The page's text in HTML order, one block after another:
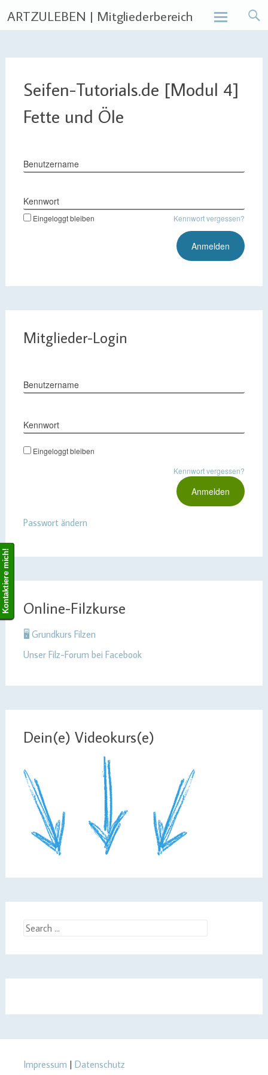
ARTZULEBEN | Mitgliederbereich
Seifen-Tutorials.de [Modul 4]
Fette und Öle
Benutzername
Kennwort
Eingeloggt bleiben Kennwort vergessen?
Mitglieder-Login
Benutzername
Kennwort
Eingeloggt bleiben
Kennwort vergessen?
Passwort ändern
Online-Filzkurse
🖥 Grundkurs Filzen
Unser Filz-Forum bei Facebook
Dein(e) Videokurs(e)
Search
Kontaktiere mich!
Impressum | Datenschutz